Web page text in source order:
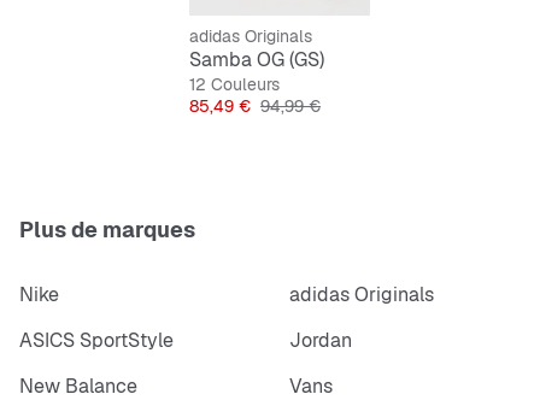
Chaussant standard.
Construction COLD CEMENT.
adidas Originals
Samba OG (GS)
12 Couleurs
Prix
85,49 € Prix original
94,99 €
Plus de marques
Nike
adidas Originals
ASICS SportStyle
Jordan
New Balance
Vans